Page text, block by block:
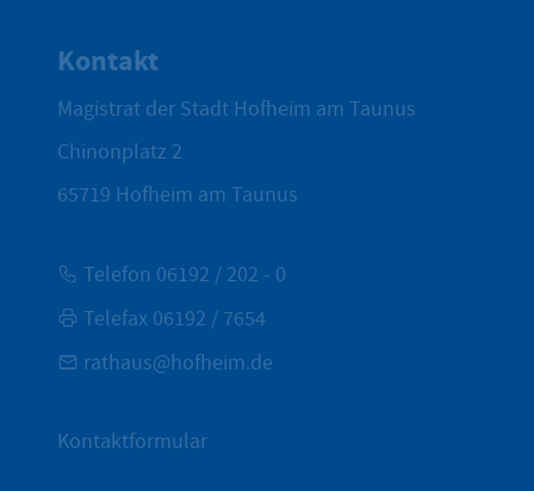
Kontakt
Magistrat der Stadt Hofheim am Taunus
Chinonplatz 2
65719 Hofheim am Taunus
Telefon 06192 / 202 - 0
Telefax 06192 / 7654
rathaus@hofheim.de
Kontaktformular